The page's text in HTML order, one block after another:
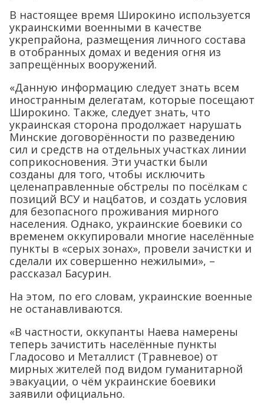
В настоящее время Широкино используется
украинскими военными в качестве
укрепрайона, размещения личного состава
в отобранных домах и ведения огня из
запрещённых вооружений.
«Данную информацию следует знать всем
иностранным делегатам, которые посещают
Широкино. Также, следует знать, что
украинская сторона продолжает нарушать
Минские договорённости по разведению
сил и средств на отдельных участках линии
соприкосновения. Эти участки были
созданы для того, чтобы исключить
целенаправленные обстрелы по посёлкам с
позиций ВСУ и нацбатов, и создать условия
для безопасного проживания мирного
населения. Однако, украинские боевики со
временем оккупировали многие населённые
пункты в «серых зонах», провели зачистки и
сделали их совершенно нежилыми», –
рассказал Басурин.
На этом, по его словам, украинские военные
не останавливаются.
«В частности, оккупанты Наева намерены
теперь зачистить населённые пункты
Гладосово и Металлист (Травневое) от
мирных жителей под видом гуманитарной
эвакуации, о чём украинские боевики
заявили официально.